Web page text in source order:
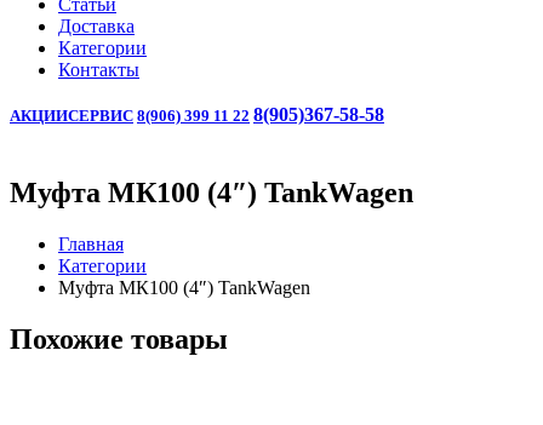
Статьи
Доставка
Категории
Контакты
АКЦИИСЕРВИС 8(906) 399 11 22 8(905)367-58-58
Муфта МК100 (4″) TankWagen
Главная
Категории
Муфта МК100 (4″) TankWagen
Похожие товары